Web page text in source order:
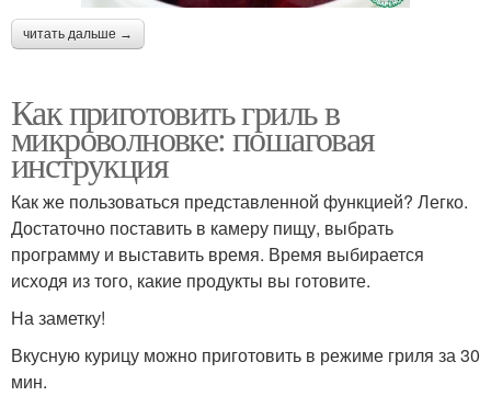
читать дальше →
Как приготовить гриль в
микроволновке: пошаговая
инструкция
Как же пользоваться представленной функцией? Легко.
Достаточно поставить в камеру пищу, выбрать
программу и выставить время. Время выбирается
исходя из того, какие продукты вы готовите.
На заметку!
Вкусную курицу можно приготовить в режиме гриля за 30
мин.